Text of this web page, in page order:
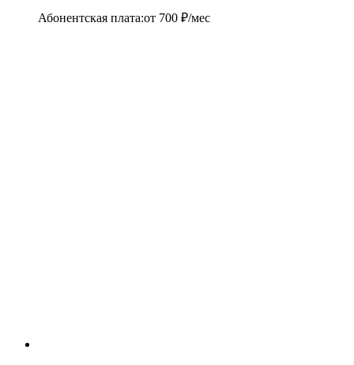
Абонентская плата:от 700 ₽/мес